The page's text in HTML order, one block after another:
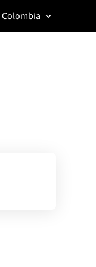
Colombia